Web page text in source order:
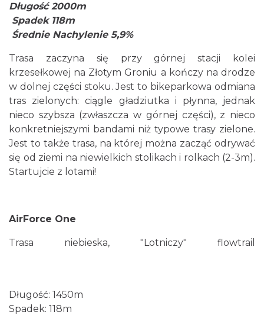
Długość 2000m
Spadek 118m
Średnie Nachylenie 5,9%
Trasa zaczyna się przy górnej stacji kolei
krzesełkowej na Złotym Groniu a kończy na drodze
w dolnej części stoku. Jest to bikeparkowa odmiana
tras zielonych: ciągle gładziutka i płynna, jednak
nieco szybsza (zwłaszcza w górnej części), z nieco
konkretniejszymi bandami niż typowe trasy zielone.
Jest to także trasa, na której można zacząć odrywać
się od ziemi na niewielkich stolikach i rolkach (2-3m).
Startujcie z lotami!
AirForce One
Trasa niebieska, "Lotniczy" flowtrail
Długość: 1450m
Spadek: 118m